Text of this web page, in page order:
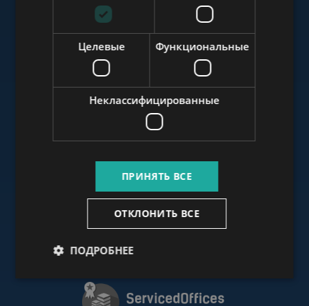
www.budapestoffices.net
www.budapestpropertysellers.com
Целевые Функциональные
Неклассифицированные
ПРИНЯТЬ ВСЕ
ОТКЛОНИТЬ ВСЕ
ПОДРОБНЕЕ